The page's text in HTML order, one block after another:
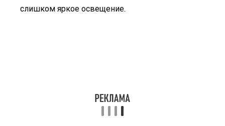
слишком яркое освещение.